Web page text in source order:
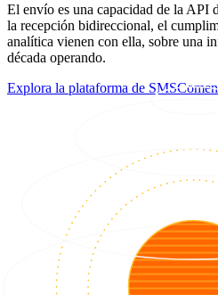
El envío es una capacidad de la API
la recepción bidireccional, el
analítica vienen con ella, sobre una
década operando.
Explora la plataforma de SMS